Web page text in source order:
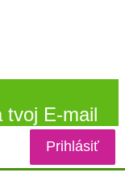
tvoj E-mail